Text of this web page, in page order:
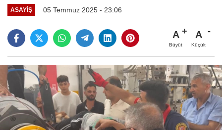
ASAYIŞ 05 Temmuz 2025 - 23:06
A
Büyüt
A
Küçült